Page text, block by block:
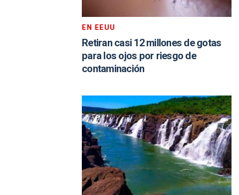
EN EEUU
Retiran casi 12 millones de gotas
para los ojos por riesgo de
contaminación